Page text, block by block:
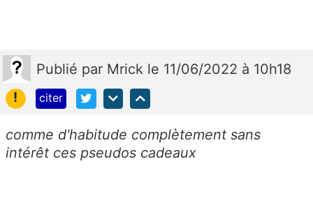
Publié par Mrick le 11/06/2022 à 10h18
!
citer
comme d'habitude complètement sans
intérêt ces pseudos cadeaux